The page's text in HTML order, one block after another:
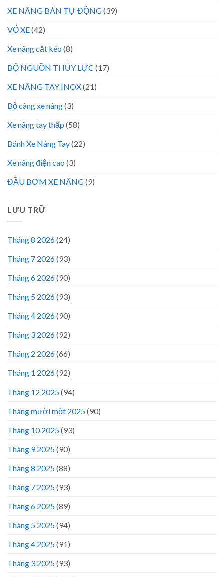
XE NÂNG BÁN TỰ ĐỘNG(39)
VỎ XE(42)
Xe nâng cắt kéo (8)
BỘ NGUỒN THỦY LỰC (17)
XE NÂNG TAY INOX(21)
Bộ càng xe nâng(3)
Xe nâng tay thấp (58)
Bánh Xe Nâng Tay(22)
Xe nâng điện cao (3)
ĐẦU BƠM XE NÂNG(9)
LƯU TRỮ
Tháng 8 2026(24)
Tháng 7 2026(93)
Tháng 6 2026(90)
Tháng 5 2026(93)
Tháng 4 2026(90)
Tháng 3 2026(92)
Tháng 2 2026(66)
Tháng 1 2026(92)
Tháng 12 2025(94)
Tháng mười một 2025(90)
Tháng 10 2025(93)
Tháng 9 2025(90)
Tháng 8 2025(88)
Tháng 7 2025(93)
Tháng 6 2025(89)
Tháng 5 2025(94)
Tháng 4 2025(91)
Tháng 3 2025(93)